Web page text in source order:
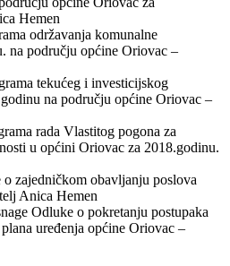
Hemen
održavanja komunalne
na području općine Oriovac –
tekućeg i investicijskog
na području općine Oriovac –
rada Vlastitog pogona za
u općini Oriovac za 2018.godinu.
zajedničkom obavljanju poslova
Anica Hemen
Odluke o pokretanju postupaka
uređenja općine Oriovac –